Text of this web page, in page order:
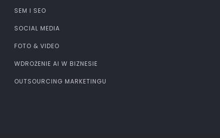
SEM I SEO
SOCIAL MEDIA
FOTO & VIDEO
WDROŻENIE AI W BIZNESIE
OUTSOURCING MARKETINGU